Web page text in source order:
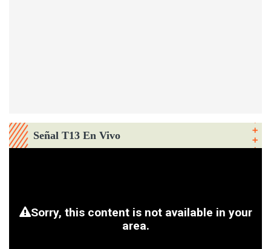
Señal T13 En Vivo